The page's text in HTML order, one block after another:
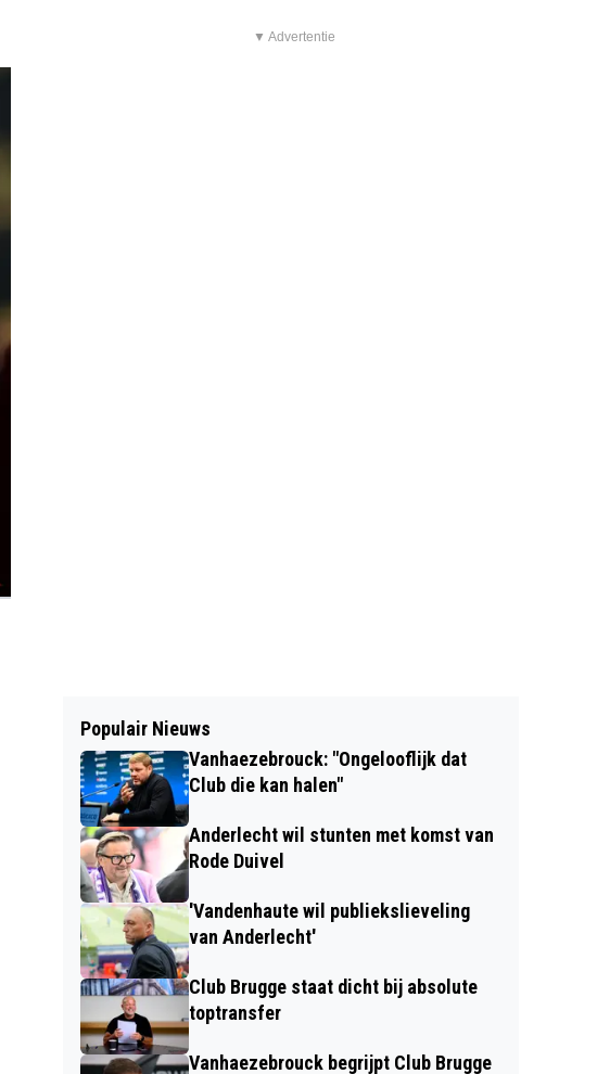
▼ Advertentie
Populair Nieuws
Vanhaezebrouck: "Ongelooflijk dat
Club die kan halen"
Anderlecht wil stunten met komst van
Rode Duivel
'Vandenhaute wil publiekslieveling
van Anderlecht'
Club Brugge staat dicht bij absolute
toptransfer
Vanhaezebrouck begrijpt Club Brugge